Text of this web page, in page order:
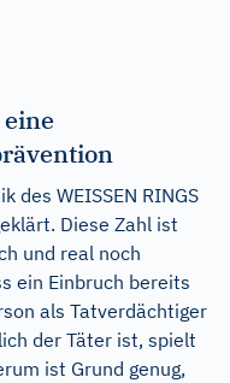
WEISSEN RINGS
Diese Zahl ist
und real noch
ein Einbruch bereits
als Tatverdächtiger
der Täter ist, spielt
ist Grund genug,